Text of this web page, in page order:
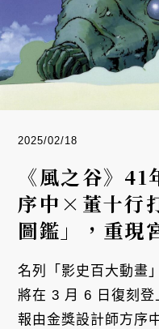
2025/02/18
《風之谷》
序中×董十行
圖鑑」，重現
名列「影史百大動畫
將在 3 月 6 日復刻登
報由金獎設計師方序